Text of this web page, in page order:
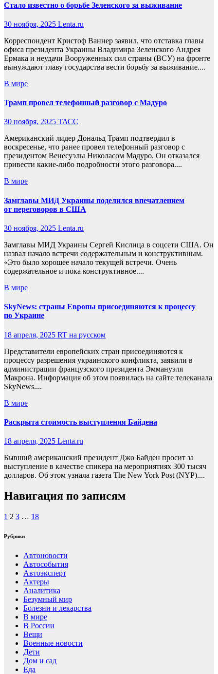
Стало известно о борьбе Зеленского за выживание
30 ноября, 2025 Lenta.ru
Корреспондент Кристоф Ваннер заявил, что отставка главы
офиса президента Украины Владимира Зеленского Андрея
Ермака и неудачи Вооруженных сил страны (ВСУ) на фронте
вынуждают главу государства вести борьбу за выживание....
В мире
Трамп провел телефонный разговор с Мадуро
30 ноября, 2025 ТАСС
Американский лидер Дональд Трамп подтвердил в
воскресенье, что ранее провел телефонный разговор с
президентом Венесуэлы Николасом Мадуро. Он отказался
привести какие-либо подробности этого разговора....
В мире
Замглавы МИД Украины поделился впечатлением
от переговоров в США
30 ноября, 2025 Lenta.ru
Замглавы МИД Украины Сергей Кислица в соцсети США. Он
назвал начало встречи содержательным и конструктивным.
«Это было хорошее начало текущей встречи. Очень
содержательное и пока конструктивное....
В мире
SkyNews: страны Европы присоединяются к процессу
по Украине
18 апреля, 2025 RT на русском
Представители европейских стран присоединяются к
процессу разрешения украинского конфликта, заявили в
администрации французского президента Эммануэля
Макрона. Информация об этом появилась на сайте телеканала
SkyNews....
В мире
Раскрыта стоимость выступления Байдена
18 апреля, 2025 Lenta.ru
Бывший американский президент Джо Байден просит за
выступление в качестве спикера на мероприятиях 300 тысяч
долларов. Об этом узнала газета The New York Post (NYP)....
Навигация по записям
1 2 3 … 18
Рубрики
Автоновости
Автособытия
Автоэксперт
Актеры
Аналитика
Безумный мир
Болезни и лекарства
В мире
В России
Вещи
Военные новости
Дети
Дом и сад
Еда